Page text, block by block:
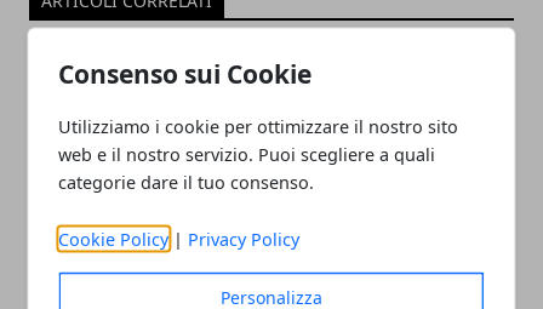
Consenso sui Cookie
Utilizziamo i cookie per ottimizzare il nostro sito
web e il nostro servizio. Puoi scegliere a quali
categorie dare il tuo consenso.
Cookie Policy | Privacy Policy
Personalizza
Che cos'è il CRIF e quali sono le